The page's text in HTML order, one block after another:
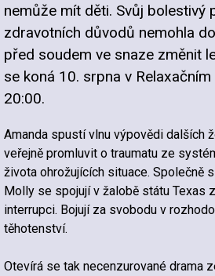
nemůže mít děti. Svůj bolestivý
zdravotních důvodů nemohla
před soudem ve snaze změnit
se koná 10. srpna v
20:00.
Amanda spustí vlnu výpovědi dalších
veřejně promluvit o traumatu ze
života ohrožujících situace. Společně
Molly se spojují v žalobě státu Texas
interrupci. Bojují za svobodu v
těhotenství.
Otevírá se tak necenzurované drama